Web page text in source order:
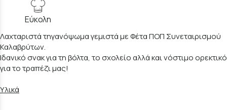
Εύκολη
Λαχταριστά τηγανόψωμα γεμιστά με Φέτα ΠΟΠ Συνεταιρισμού
Καλαβρύτων.
Ιδανικό σνακ για τη βόλτα, το σχολείο αλλά και νόστιμο ορεκτικό
για το τραπέζι μας!
Υλικά